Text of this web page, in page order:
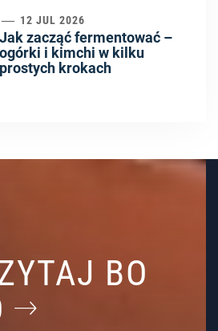
12 JUL 2026
Jak zacząć fermentować –
ogórki i kimchi w kilku
prostych krokach
BO